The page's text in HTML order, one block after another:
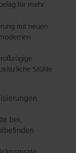
für mehr
mit neuen
Stühle
bei,